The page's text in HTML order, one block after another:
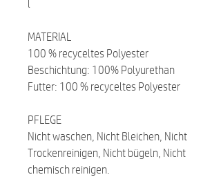
l
MATERIAL
100 % recyceltes Polyester
Beschichtung: 100% Polyurethan
Futter: 100 % recyceltes Polyester
PFLEGE
Nicht waschen, Nicht Bleichen, Nicht
Trockenreinigen, Nicht bügeln, Nicht
chemisch reinigen.